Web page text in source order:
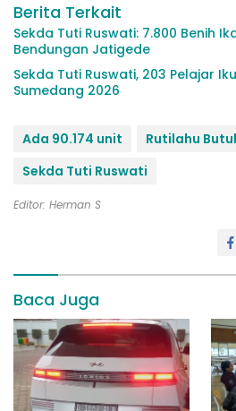
Berita Terkait
Sekda Tuti Ruswati: 7.800 Benih
Bendungan Jatigede
Sekda Tuti Ruswati, 203 Pelajar
Sumedang 2026
Ada 90.174 unit
Rutilahu
Sekda Tuti Ruswati
Editor: Herman S
Baca Juga